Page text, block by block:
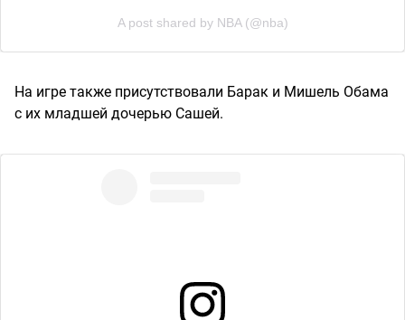
A post shared by NBA (@nba)
На игре также присутствовали Барак и Мишель Обама
с их младшей дочерью Сашей.